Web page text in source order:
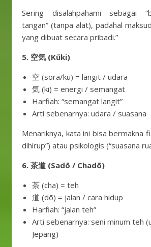
Sering disalahpahami sebagai
tangan” (tanpa alat), padahal
yang dibuat secara pribadi.”
5. 空気 (Kūki)
空 (sora/kū) = langit / udara
気 (ki) = energi / semangat
Harfiah: “semangat langit”
Arti sebenarnya: udara / suasana
Menariknya, kata ini bisa bermakna
dihirup”) atau psikologis (“suasana
6. 茶道 (Sadō / Chadō)
茶 (cha) = teh
道 (dō) = jalan / cara hidup
Harfiah: “jalan teh”
Arti sebenarnya: seni minum teh
Jepang)